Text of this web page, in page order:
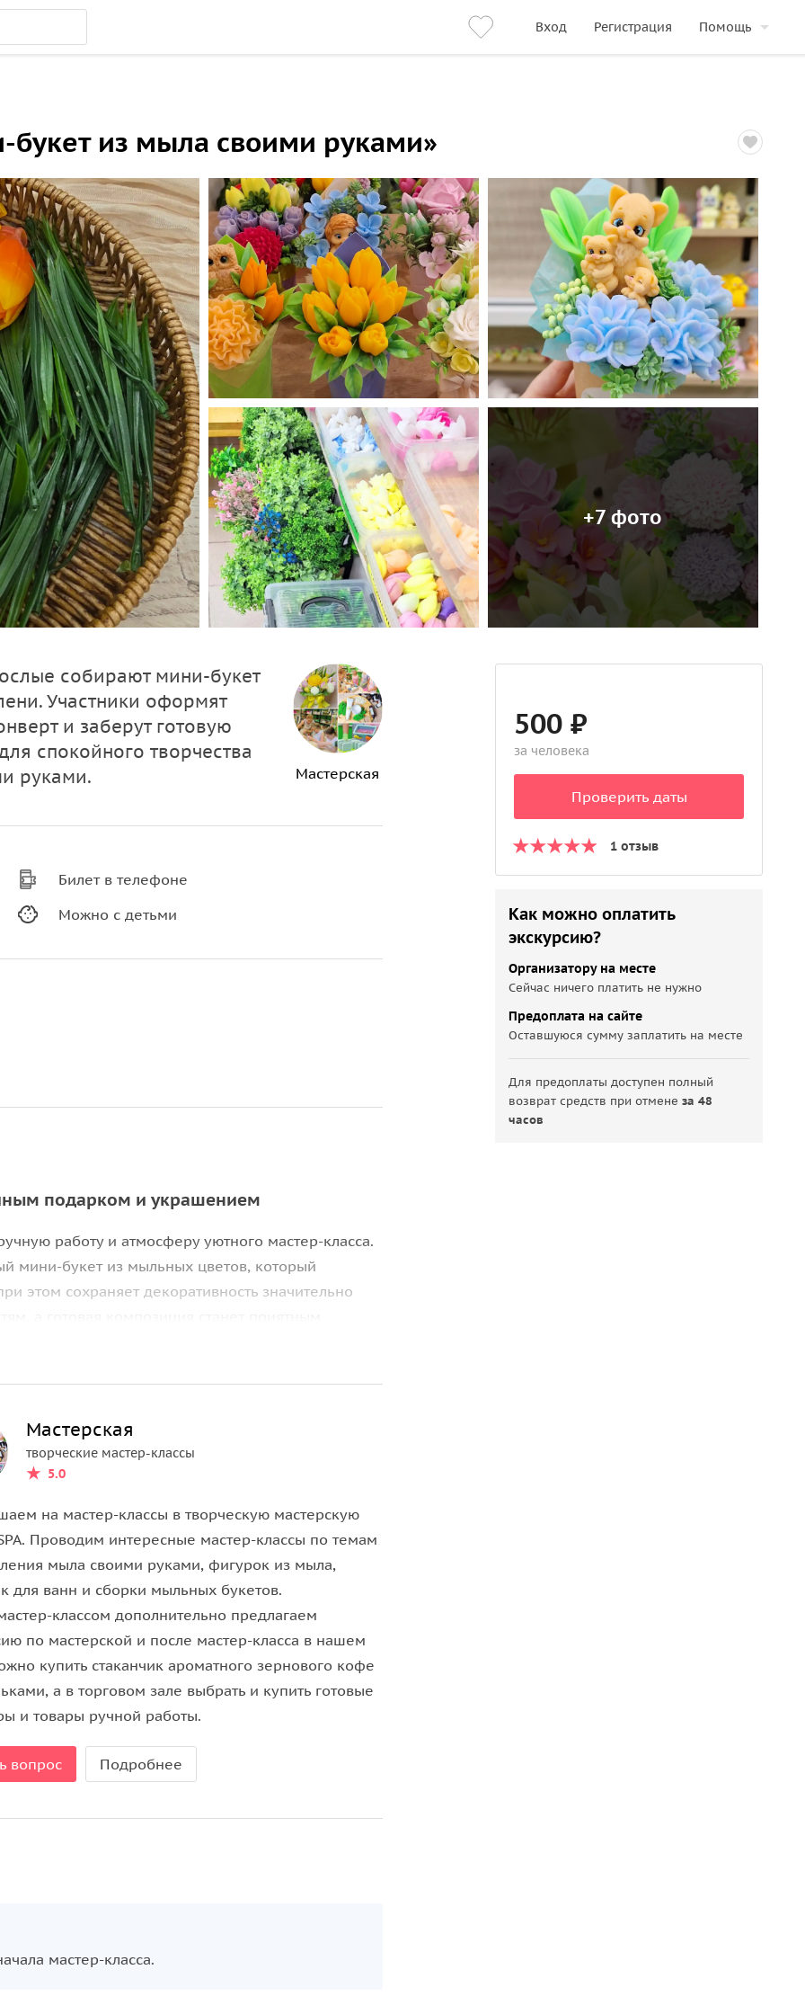
Вход Регистрация Помощь
букет из мыла своими руками»
+7 фото
собирают мини-букет
Участники оформят
и заберут готовую
спокойного творчества
руками.
Мастерская
Билет в телефоне
Можно с детьми
подарком и украшением
работу и атмосферу уютного мастер-класса.
мини-букет из мыльных цветов, который
этом сохраняет декоративность значительно
из 5–7 готовых мыльных цветов и
стаканчик, украшенный в виде конверта,
аккуратно и празднично. Все этапы сборки
даже тем, кто впервые пробует подобный формат.
быстро создать красивую композицию своими
с основами оформления небольших
создателями подарочной композиции. Это
атмосферу спокойного творчества.
Мастерская
творческие мастер-классы
5.0
на мастер-классы в творческую мастерскую
Проводим интересные мастер-классы по темам
мыла своими руками, фигурок из мыла,
для ванн и сборки мыльных букетов.
классом дополнительно предлагаем
по мастерской и после мастер-класса в нашем
купить стаканчик ароматного зернового кофе
а в торговом зале выбрать и купить готовые
и товары ручной работы.
вопрос Подробнее
мастер-класса.
500 ₽
за человека
Проверить даты
1 отзыв
Как можно оплатить
экскурсию?
Организатору на месте
Сейчас ничего платить не нужно
Предоплата на сайте
Оставшуюся сумму заплатить на месте
Для предоплаты доступен полный
возврат средств при отменеза 48
часов